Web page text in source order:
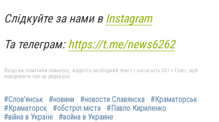
Слідкуйте за нами в Instagram
Та телеграм:https://t.me/news6262
Якщо ви помітили помилку, виділіть необхідний текст і натисніть Ctrl + Enter, щоб
повідомити про це редакцію
#Слов’янськ #новини #новости Славянска
#Краматорськ
#Краматорск
#обстріл міста
#Павло Кириленко
#війна в Україні
#война в Украине